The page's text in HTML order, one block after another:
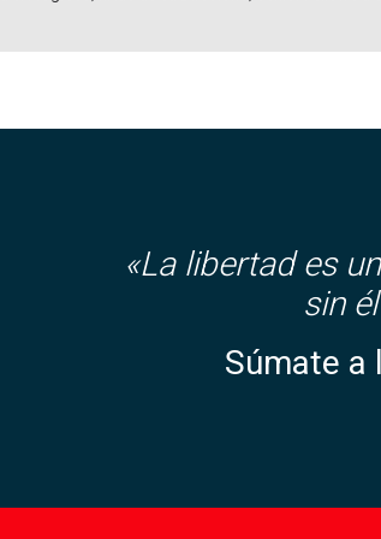
«La libertad es
sin
Súmate a